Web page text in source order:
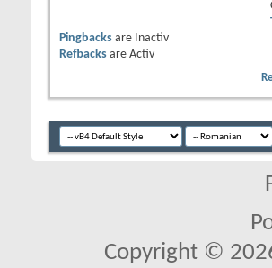
Pingbacks are
Inactiv
Refbacks are Activ
Copyright ©